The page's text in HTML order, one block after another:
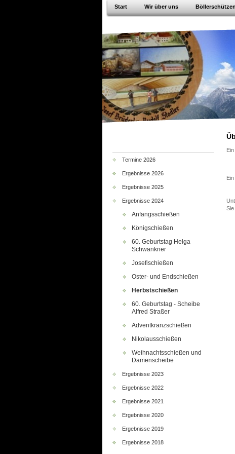
Start Wir über uns Böllerschützen
Termine 2026
Ergebnisse 2026
Ergebnisse 2025
Ergebnisse 2024
Anfangsschießen
Königschießen
60. Geburtstag Helga
Schwankner
Josefischießen
Oster- und Endschießen
Herbstschießen
60. Geburtstag - Scheibe
Alfred Straßer
Adventkranzschießen
Nikolausschießen
Weihnachtsschießen und
Damenscheibe
Ergebnisse 2023
Ergebnisse 2022
Ergebnisse 2021
Ergebnisse 2020
Ergebnisse 2019
Ergebnisse 2018